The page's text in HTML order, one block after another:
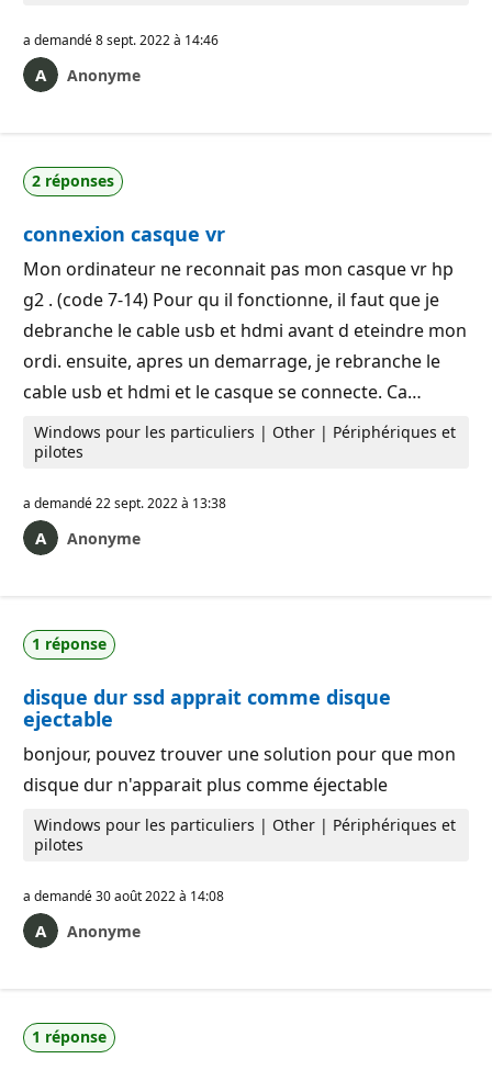
a demandé8 sept. 2022 à 14:46
Anonyme
2 réponses
connexion casque vr
Mon ordinateur ne reconnait pas mon casque vr hp
g2 . (code 7-14) Pour qu il fonctionne, il faut que je
debranche le cable usb et hdmi avant d eteindre mon
ordi. ensuite, apres un demarrage, je rebranche le
cable usb et hdmi et le casque se connecte. Ca…
Windows pour les particuliers | Other | Périphériques et
pilotes
a demandé22 sept. 2022 à 13:38
Anonyme
1 réponse
disque dur ssd apprait comme disque
ejectable
bonjour, pouvez trouver une solution pour que mon
disque dur n'apparait plus comme éjectable
Windows pour les particuliers | Other | Périphériques et
pilotes
a demandé30 août 2022 à 14:08
Anonyme
1 réponse